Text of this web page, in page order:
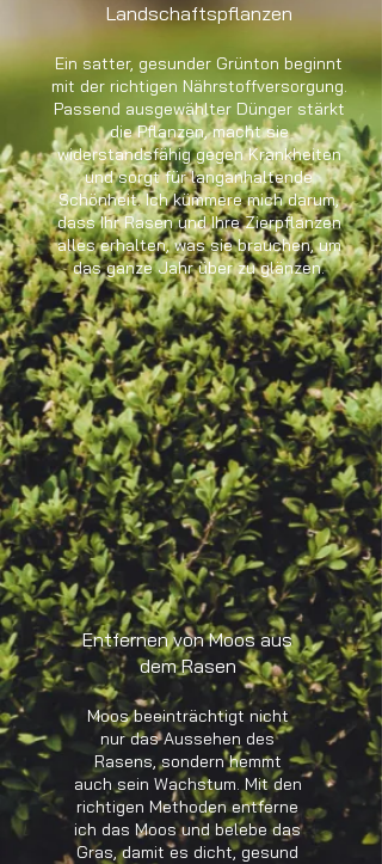
Landschaftspflanzen
Ein satter, gesunder Grünton beginnt
mit der richtigen Nährstoffversorgung.
Passend ausgewählter Dünger stärkt
die Pflanzen, macht sie
widerstandsfähig gegen Krankheiten
und sorgt für langanhaltende
Schönheit. Ich kümmere mich darum,
dass Ihr Rasen und Ihre Zierpflanzen
alles erhalten, was sie brauchen, um
das ganze Jahr über zu glänzen.
Entfernen von Moos aus
dem Rasen
Moos beeinträchtigt nicht
nur das Aussehen des
Rasens, sondern hemmt
auch sein Wachstum. Mit den
richtigen Methoden entferne
ich das Moos und belebe das
Gras, damit es dicht, gesund